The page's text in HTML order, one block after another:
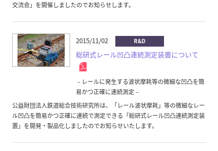
交流会」を開催しましたのでお知らせします。
2015/11/02 R&D
総研式レール凹凸連続測定装置について
－レールに発生する波状摩耗等の微細な凹凸を簡
易かつ正確に連続測定－
公益財団法人鉄道総合技術研究所は、「レール波状摩耗」等の微細なレー
ル凹凸を簡易かつ正確に連続で測定できる「総研式レール凹凸連続測定装
置」を開発・製品化しましたのでお知らせいたします。